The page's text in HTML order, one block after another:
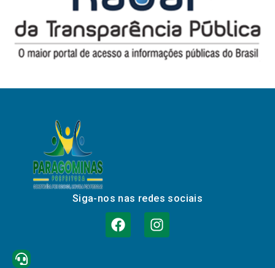
Siga-nos nas redes sociais